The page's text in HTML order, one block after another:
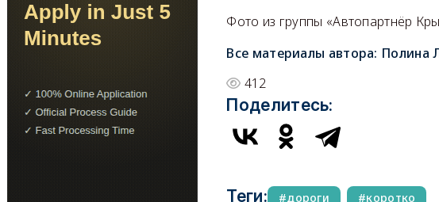
Фото из группы «Автопартнёр
Все материалы автора: Полина
412
Поделитесь:
Теги: дороги коротко